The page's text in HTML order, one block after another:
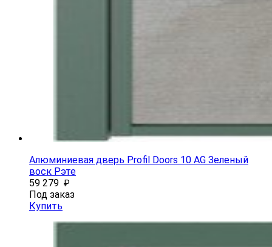
Алюминиевая дверь Profil Doors 10 AG Зеленый
воск Рэте
59 279 ₽
Под заказ
Купить